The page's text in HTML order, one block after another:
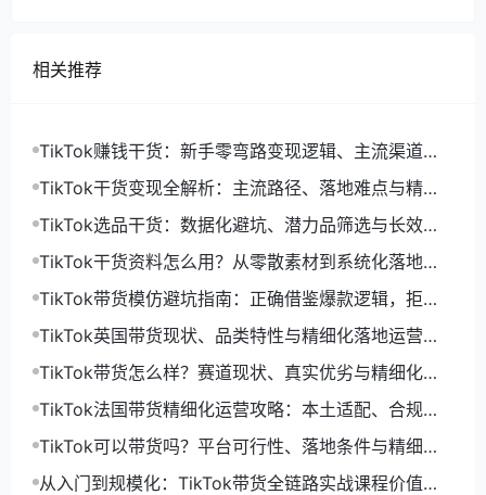
相关推荐
TikTok赚钱干货：新手零弯路变现逻辑、主流渠道与
精细化落地打法
TikTok干货变现全解析：主流路径、落地难点与精细
化增收打法
TikTok选品干货：数据化避坑、潜力品筛选与长效盈
利选品体系
TikTok干货资料怎么用？从零散素材到系统化落地运
营指南
TikTok带货模仿避坑指南：正确借鉴爆款逻辑，拒绝
低效搬运限流
TikTok英国带货现状、品类特性与精细化落地运营指
南
TikTok带货怎么样？赛道现状、真实优劣与精细化运
营落地解析
TikTok法国带货精细化运营攻略：本土适配、合规落
地与长效起量打法
TikTok可以带货吗？平台可行性、落地条件与精细化
运营解法
从入门到规模化：TikTok带货全链路实战课程价值与